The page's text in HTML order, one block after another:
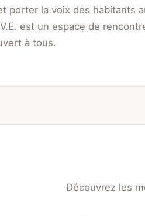
porter la voix des habitants
est un espace de
à tous.
Découvrez les